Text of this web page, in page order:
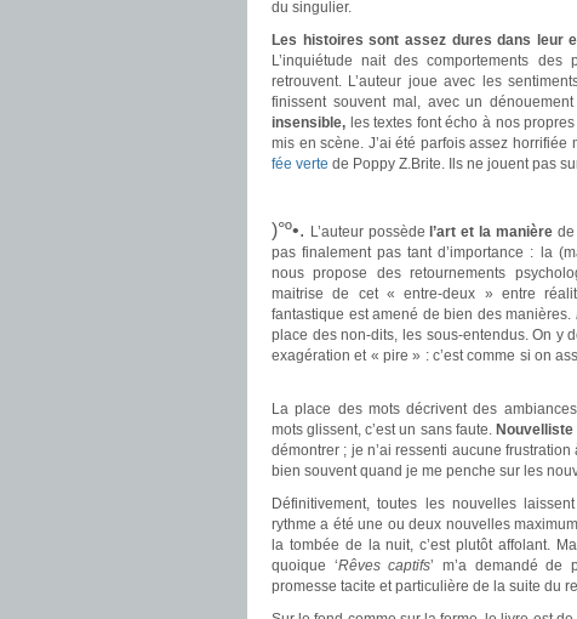
du singulier.
Les histoires sont assez dures dans leur
L’inquiétude nait des comportements
retrouvent. L’auteur joue avec les
finissent souvent mal, avec un
insensible, les textes font écho à nos
mis en scène. J’ai été parfois assez
fée verte de Poppy Z.Brite. Ils ne jouent pas
)°º•. L’auteur possède l’art et la manièrede
pas finalement pas tant d’importance : la
nous propose des retournements
maitrise de cet « entre-deux » entre
fantastique est amené de bien des manières.
place des non-dits, les sous-entendus. On y
exagération et « pire » : c’est comme si on
La place des mots décrivent des
mots glissent, c’est un sans faute.
démontrer ; je n’ai ressenti aucune
bien souvent quand je me penche sur les
Définitivement, toutes les nouvelles
rythme a été une ou deux nouvelles
la tombée de la nuit, c’est plutôt affolant.
quoique ‘Rêves captifs’ m’a demandé
promesse tacite et particulière de la suite du